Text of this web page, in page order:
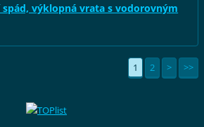
spád, výklopná vrata s vodorovným
1 2 > >>